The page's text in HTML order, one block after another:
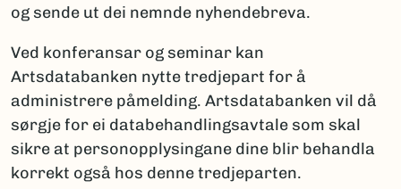
og sende ut dei nemnde nyhendebreva.
Ved konferansar og seminar kan
Artsdatabanken nytte tredjepart for å
administrere påmelding. Artsdatabanken vil då
sørgje for ei databehandlingsavtale som skal
sikre at personopplysingane dine blir behandla
korrekt også hos denne tredjeparten.